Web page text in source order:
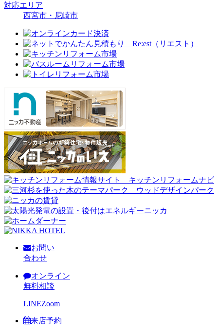
対応エリア
西宮市・尼崎市
お問い
合わせ
オンライン
無料相談
LINEZoom
来店予約